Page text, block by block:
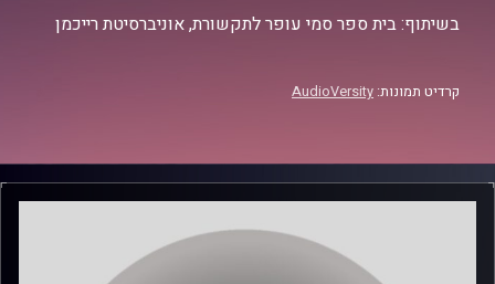
בשיתוף: בית ספר סמי עופר לתקשורת, אוניברסיטת רייכמן
קרדיט תמונות: AudioVersity